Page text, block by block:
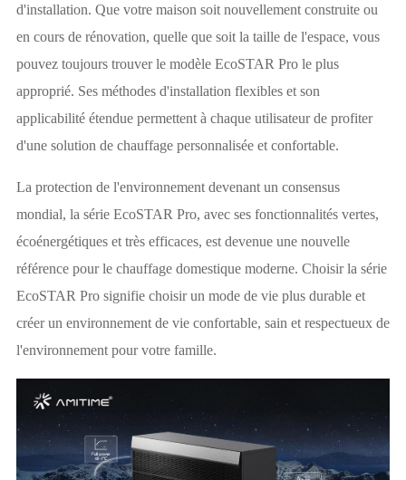
d'installation. Que votre maison soit nouvellement construite ou
en cours de rénovation, quelle que soit la taille de l'espace, vous
pouvez toujours trouver le modèle EcoSTAR Pro le plus
approprié. Ses méthodes d'installation flexibles et son
applicabilité étendue permettent à chaque utilisateur de profiter
d'une solution de chauffage personnalisée et confortable.
La protection de l'environnement devenant un consensus
mondial, la série EcoSTAR Pro, avec ses fonctionnalités vertes,
écoénergétiques et très efficaces, est devenue une nouvelle
référence pour le chauffage domestique moderne. Choisir la série
EcoSTAR Pro signifie choisir un mode de vie plus durable et
créer un environnement de vie confortable, sain et respectueux de
l'environnement pour votre famille.